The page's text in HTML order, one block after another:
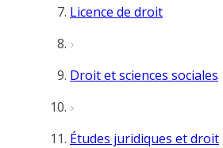
Licence de droit
Droit et sciences sociales
Études juridiques et droit